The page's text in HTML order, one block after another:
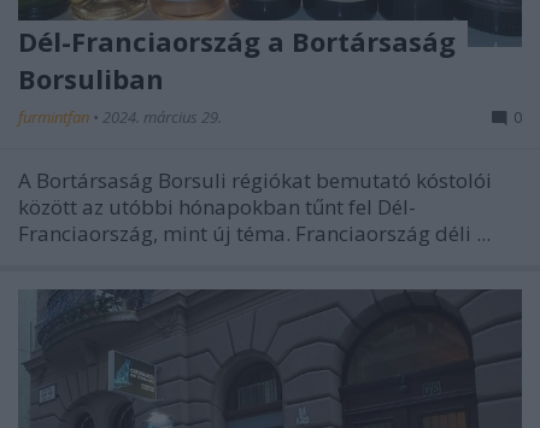
Dél-Franciaország a Bortársaság
Borsuliban
furmintfan • 2024. március 29. 0
A Bortársaság Borsuli régiókat bemutató kóstolói
között az utóbbi hónapokban tűnt fel Dél-
Franciaország, mint új téma. Franciaország déli ...